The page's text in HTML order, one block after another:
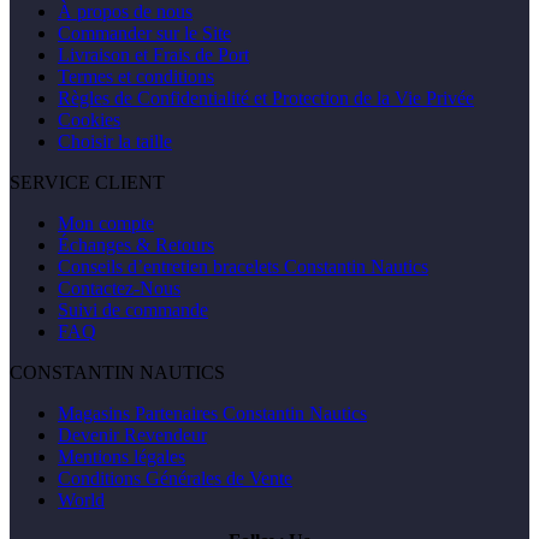
À propos de nous
Commander sur le Site
Livraison et Frais de Port
Termes et conditions
Règles de Confidentialité et Protection de la Vie Privée
Cookies
Choisir la taille
SERVICE CLIENT
Mon compte
Échanges & Retours
Conseils d’entretien bracelets Constantin Nautics
Contactez-Nous
Suivi de commande
FAQ
CONSTANTIN NAUTICS
Magasins Partenaires Constantin Nautics
Devenir Revendeur
Mentions légales
Conditions Générales de Vente
World